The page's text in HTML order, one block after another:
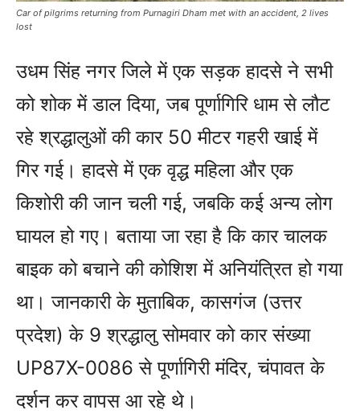
Car of pilgrims returning from Purnagiri Dham met with an accident, 2 lives
lost
उधम सिंह नगर जिले में एक सड़क हादसे ने सभी
को शोक में डाल दिया, जब पूर्णागिरि धाम से लौट
रहे श्रद्धालुओं की कार 50 मीटर गहरी खाई में
गिर गई। हादसे में एक वृद्ध महिला और एक
किशोरी की जान चली गई, जबकि कई अन्य लोग
घायल हो गए। बताया जा रहा है कि कार चालक
बाइक को बचाने की कोशिश में अनियंत्रित हो गया
था। जानकारी के मुताबिक, कासगंज (उत्तर
प्रदेश) के 9 श्रद्धालु सोमवार को कार संख्या
UP87X-0086 से पूर्णागिरी मंदिर, चंपावत के
दर्शन कर वापस आ रहे थे।